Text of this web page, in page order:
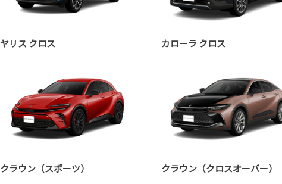
ヤリス クロス カローラ クロス
クラウン（スポーツ） クラウン（クロスオーバー）